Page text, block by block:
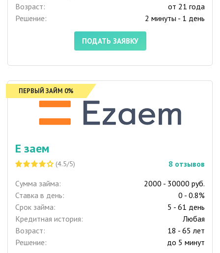
Возраст:
от 21 года
Решение:
2 минуты - 1 день
ПОДАТЬ ЗАЯВКУ
ПЕРВЫЙ ЗАЙМ 0%
Е заем
(4.5/5) 8 отзывов
Сумма займа:
2000 - 30000 руб.
Ставка в день:
0 - 0.8%
Срок займа:
5 - 61 день
Кредитная история:
Любая
Возраст:
18 - 65 лет
Решение:
до 5 минут